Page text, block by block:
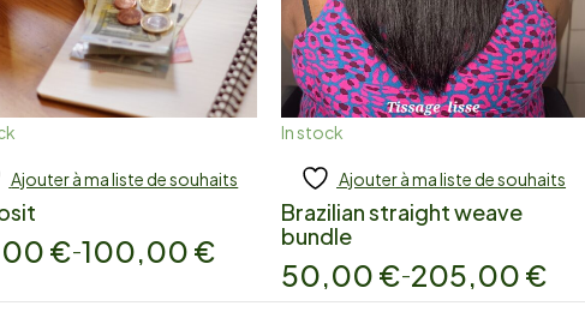
Add to cart
Ajouter à ma liste de souhaits
€–100,00 €
In stock
Add to cart
Ajouter à ma liste de souhaits
Brazilian straight weave
bundle
50,00 €–205,00 €